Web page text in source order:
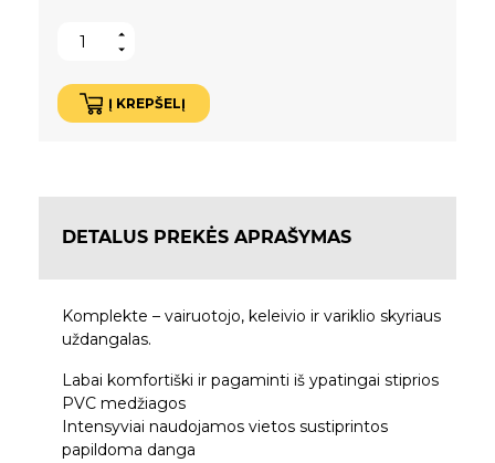
Į KREPŠELĮ
DETALUS PREKĖS APRAŠYMAS
Komplekte – vairuotojo, keleivio ir variklio skyriaus
uždangalas.
Labai komfortiški ir pagaminti iš ypatingai stiprios
PVC medžiagos
Intensyviai naudojamos vietos sustiprintos
papildoma danga